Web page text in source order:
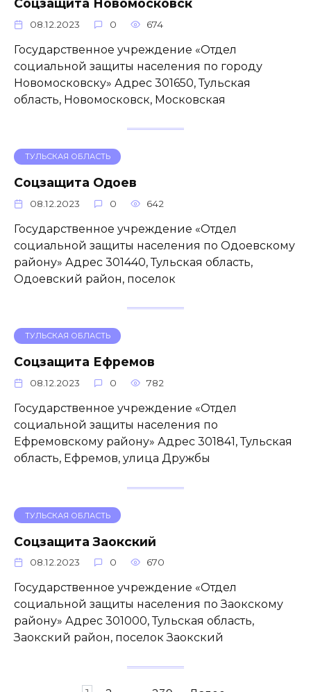
Соцзащита Новомосковск
08.12.2023 0 674
Государственное учреждение «Отдел
социальной защиты населения по городу
Новомосковску» Адрес 301650, Тульская
область, Новомосковск, Московская
ТУЛЬСКАЯ ОБЛАСТЬ
Соцзащита Одоев
08.12.2023 0 642
Государственное учреждение «Отдел
социальной защиты населения по Одоевскому
району» Адрес 301440, Тульская область,
Одоевский район, поселок
ТУЛЬСКАЯ ОБЛАСТЬ
Соцзащита Ефремов
08.12.2023 0 782
Государственное учреждение «Отдел
социальной защиты населения по
Ефремовскому району» Адрес 301841, Тульская
область, Ефремов, улица Дружбы
ТУЛЬСКАЯ ОБЛАСТЬ
Соцзащита Заокский
08.12.2023 0 670
Государственное учреждение «Отдел
социальной защиты населения по Заокскому
району» Адрес 301000, Тульская область,
Заокский район, поселок Заокский